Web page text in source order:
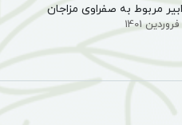
مربوط به صفراوی مزاجان